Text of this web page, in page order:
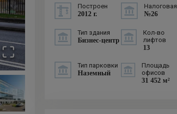
Построен
2012 г.
Налоговая
№26
Тип здания
Бизнес-центр
Кол-во
лифтов
13
Тип парковки
Наземный
Площадь
офисов
31 452 м²